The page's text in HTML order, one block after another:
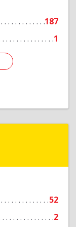
187
1
Подробнее
52
2
Подробнее